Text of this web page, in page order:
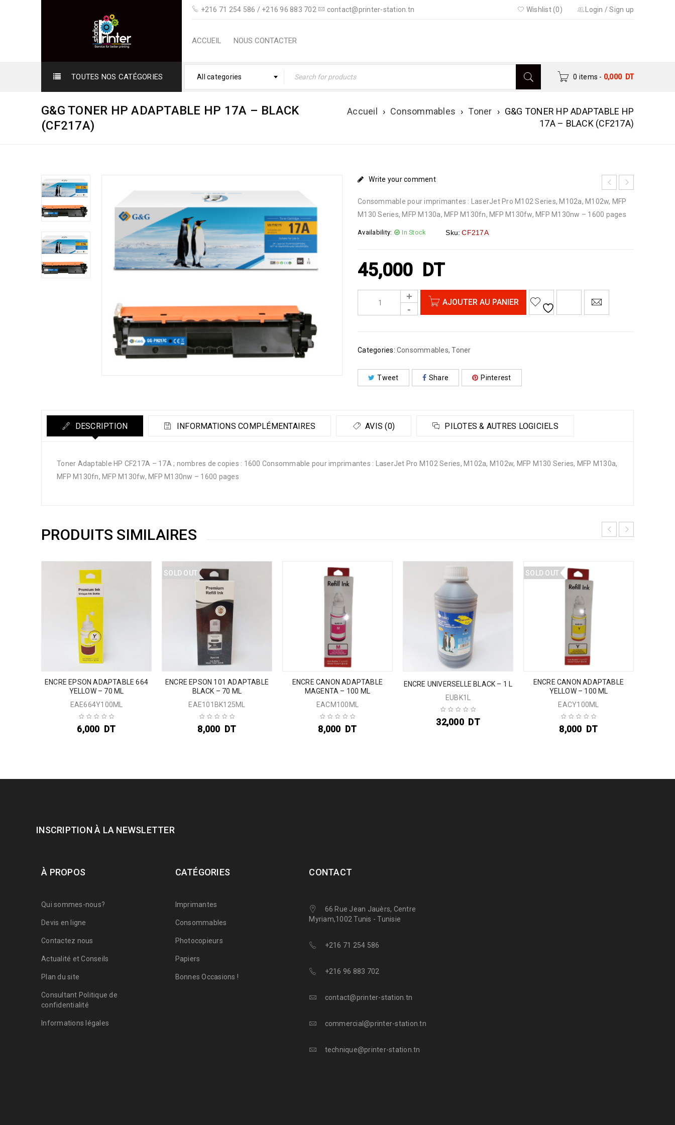
+216 71 254 586 / +216 96 883 702 contact@printer-station.tn Login /Sign up
Wishlist (0)
ACCUEIL NOUS CONTACTER
TOUTES NOS CATÉGORIES All categories 0 items - 0,000 DT
G&G TONER HP ADAPTABLE HP 17A – BLACK
(CF217A)
Accueil › Consommables › Toner › G&G TONER HP ADAPTABLE HP
17A – BLACK (CF217A)
Write your comment
Consommable pour imprimantes : LaserJet Pro M102 Series, M102a, M102w, MFP
M130 Series, MFP M130a, MFP M130fn, MFP M130fw, MFP M130nw – 1600 pages
Availability: In Stock Sku: CF217A
45,000 DT
AJOUTER AU PANIER
Categories: Consommables,Toner
Tweet Share Pinterest
DESCRIPTION INFORMATIONS COMPLÉMENTAIRES AVIS (0) PILOTES & AUTRES LOGICIELS
Toner Adaptable HP CF217A – 17A ; nombres de copies : 1600 Consommable pour imprimantes : LaserJet Pro M102 Series, M102a, M102w, MFP M130 Series, MFP M130a,
MFP M130fn, MFP M130fw, MFP M130nw – 1600 pages
PRODUITS SIMILAIRES
ENCRE EPSON ADAPTABLE 664
YELLOW – 70 ML
EAE664Y100ML
6,000 DT
SOLD OUT
ENCRE EPSON 101 ADAPTABLE
BLACK – 70 ML
EAE101BK125ML
8,000 DT
ENCRE CANON ADAPTABLE
MAGENTA – 100 ML
EACM100ML
8,000 DT
ENCRE UNIVERSELLE BLACK – 1 L
EUBK1L
32,000 DT
SOLD OUT
ENCRE CANON ADAPTABLE
YELLOW – 100 ML
EACY100ML
8,000 DT
INSCRIPTION À LA NEWSLETTER
À PROPOS
Qui sommes-nous?
Devis en ligne
Contactez nous
Actualité et Conseils
Plan du site
Consultant Politique de
confidentialité
Informations légales
CATÉGORIES
Imprimantes
Consommables
Photocopieurs
Papiers
Bonnes Occasions !
CONTACT
66 Rue Jean Jauèrs, Centre
Myriam,1002 Tunis - Tunisie
+216 71 254 586
+216 96 883 702
contact@printer-station.tn
commercial@printer-station.tn
technique@printer-station.tn